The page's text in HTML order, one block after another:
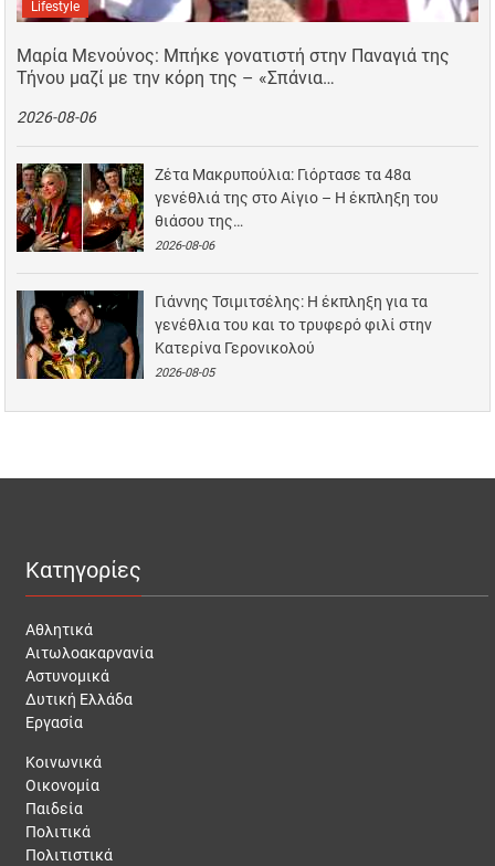
Lifestyle
Μαρία Μενούνος: Μπήκε γονατιστή στην Παναγιά της
Τήνου μαζί με την κόρη της – «Σπάνια…
2026-08-06
Ζέτα Μακρυπούλια: Γιόρτασε τα 48α
γενέθλιά της στο Αίγιο – Η έκπληξη του
θιάσου της…
2026-08-06
Γιάννης Τσιμιτσέλης: Η έκπληξη για τα
γενέθλια του και το τρυφερό φιλί στην
Κατερίνα Γερονικολού
2026-08-05
Κατηγορίες
Αθλητικά
Αιτωλοακαρνανία
Αστυνομικά
Δυτική Ελλάδα
Εργασία
Κοινωνικά
Οικονομία
Παιδεία
Πολιτικά
Πολιτιστικά